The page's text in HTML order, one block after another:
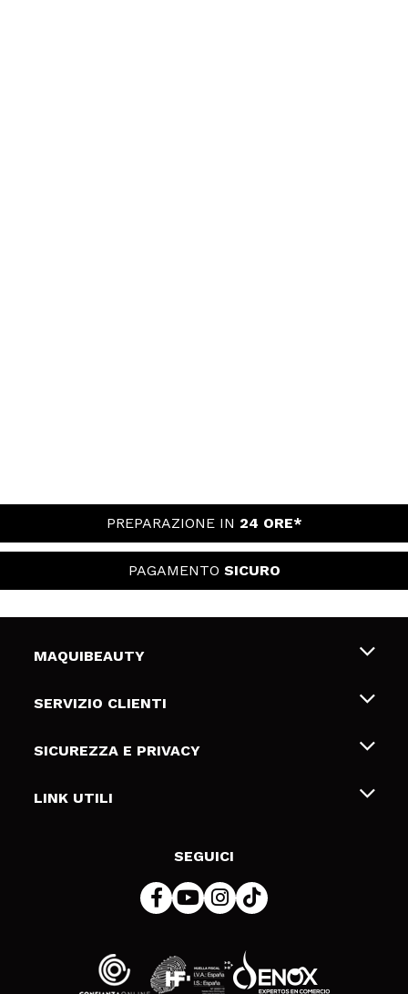
PREPARAZIONE IN 24 ORE*
PAGAMENTO SICURO
MAQUIBEAUTY
Chi siamo
Gift Cards
SERVIZIO CLIENTI
Spedizioni & Resi
Metodi di pagamamento
SICUREZZA E PRIVACY
Termini e condizioni
LINK UTILI
SEGUICI